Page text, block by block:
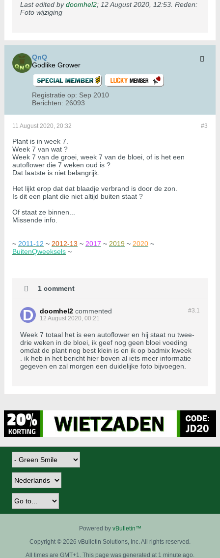
Last edited bydoomhel2; 12 August 2020, 12:53 Reden:
Foto wijziging
QnQ
Godlike Grower
Registratie op: Sep 2010
Berichten: 26093
#3
11 August 2020, 20:32
Plant is in week 7.
Week 7 van wat ?
Week 7 van de groei, week 7 van de bloei, of is het een
autoflower die 7 weken oud is ?
Dat laatste is niet belangrijk.
Het lijkt erop dat dat blaadje verbrand is door de zon.
Is dit een plant die niet altijd buiten staat ?
Of staat ze binnen...
Missende info.
~ 2011-12 ~ 2012-13 ~ 2017 ~ 2019 ~ 2020 ~
BuitenQweeksels ~
1 comment
#3.1
doomhel2 commented
12 August 2020, 00:21
Week 7 totaal het is een autoflower en hij staat nu twee-
drie weken in de bloei, ik geef nog geen bloei voeding
omdat de plant nog best klein is en ik op badmix kweek
. ik heb in het bericht hier boven al iets meer informatie
gegeven en zal morgen een duidelijke foto bijvoegen.
Powered by vBulletin™
Copyright © 2026 vBulletin Solutions, Inc. All rights reserved.
All times are GMT+1. This page was generated at 1 minute ago.